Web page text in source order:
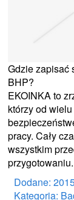
Gdzie zapisać
BHP?
EKOINKA to
którzy od
pracy. Cały
wszystkim
Dodane:
Kategoria: